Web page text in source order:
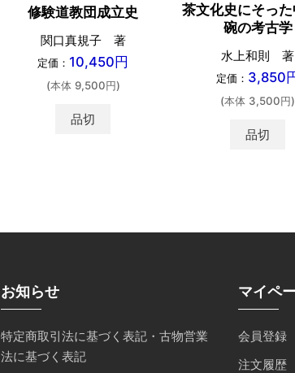
修験道教団成立史
関口真規子 著
定価： 10,450円
(本体 9,500円)
品切
茶文化史にそっ
碗の考古学
水上和則 著
定価： 3,850
(本体 3,500円)
品切
お知らせ
特定商取引法に基づく表記・古物営業
法に基づく表記
マイペ
会員登録
注文履歴